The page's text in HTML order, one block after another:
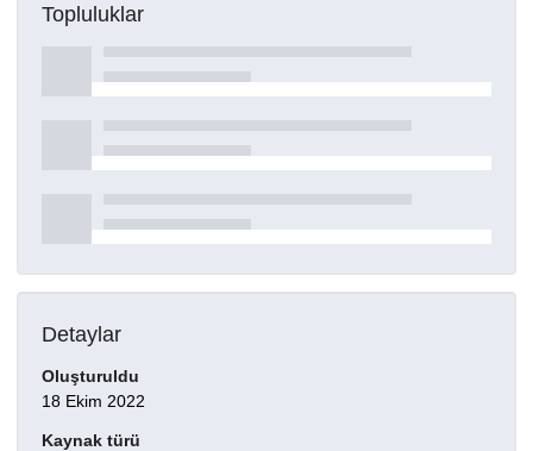
Topluluklar
Detaylar
Oluşturuldu
18 Ekim 2022
Kaynak türü